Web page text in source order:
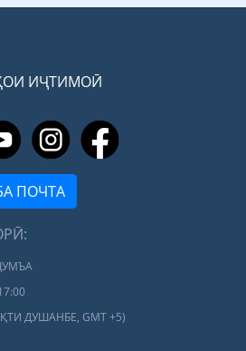
ИҶТИМОӢ
ПОЧТА
ДУШАНБЕ, GMT +5)